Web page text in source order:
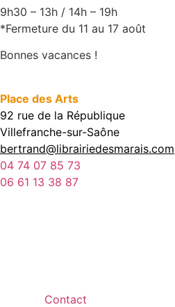
9h30 – 13h / 14h – 19h
*Fermeture du 11 au 17 août
Bonnes vacances !
Place des Arts
92 rue de la République
Villefranche-sur-Saône
bertrand@librairiedesmarais.com
04 74 07 85 73
06 61 13 38 87
Contact